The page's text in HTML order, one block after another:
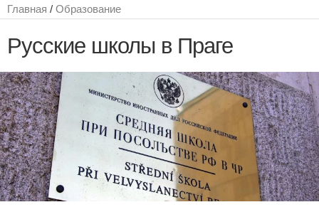
Главная / Образование
Русские школы в Праге